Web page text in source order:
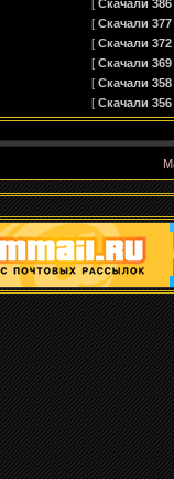
[ Скачали 386
[ Скачали 377
[ Скачали 372
[ Скачали 369
[ Скачали 358
[ Скачали 356